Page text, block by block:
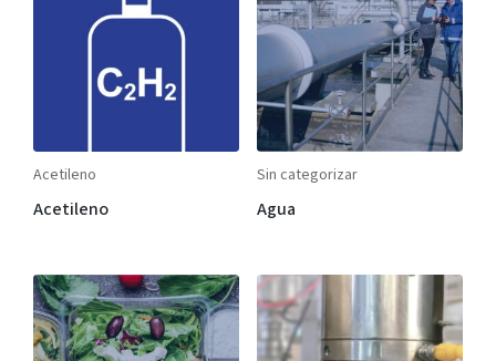
Acetileno
Acetileno
Sin categorizar
Agua